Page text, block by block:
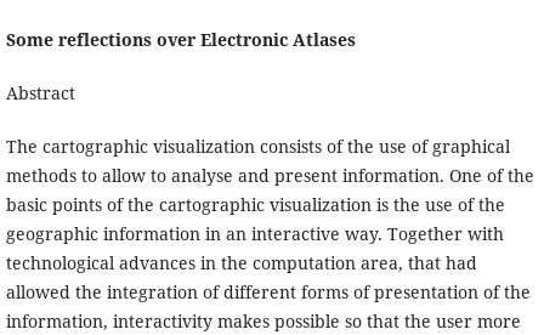
Some reflections over Electronic Atlases
Abstract
The cartographic visualization consists of the use of graphical
methods to allow to analyse and present information. One of the
basic points of the cartographic visualization is the use of the
geographic information in an interactive way. Together with
technological advances in the computation area, that had
allowed the integration of different forms of presentation of the
information, interactivity makes possible so that the user more